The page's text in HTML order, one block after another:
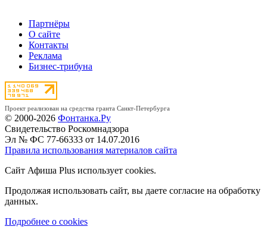
Партнёры
О сайте
Контакты
Реклама
Бизнес-трибуна
Проект реализован на средства гранта Санкт-Петербурга
© 2000-2026 Фонтанка.Ру
Свидетельство Роскомнадзора
Эл № ФС 77-66333 от 14.07.2016
Правила использования материалов сайта
Сайт Афиша Plus использует cookies.
Продолжая использовать сайт, вы даете согласие на обработку
данных.
Подробнее о cookies